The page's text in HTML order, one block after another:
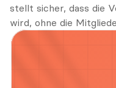
stellt sicher, dass die
wird, ohne die